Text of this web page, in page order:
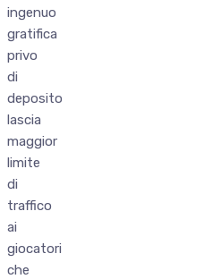
ingenuo
gratifica
privo
di
deposito
lascia
maggior
limite
di
traffico
ai
giocatori
che